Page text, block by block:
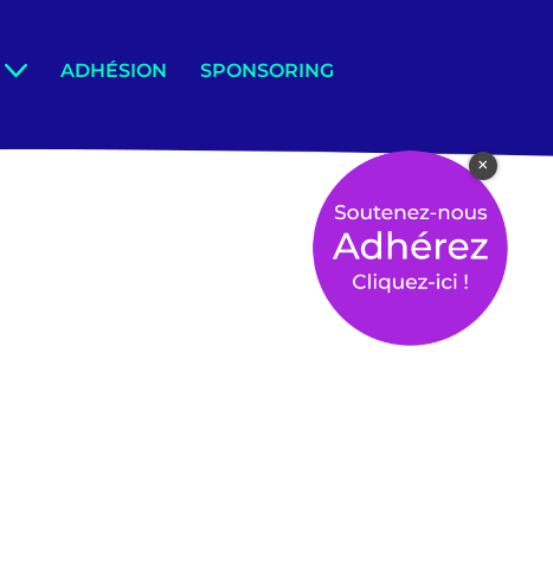
ADHÉSION SPONSORING
×